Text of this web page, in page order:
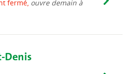
fermé, ouvre demain à
Denis